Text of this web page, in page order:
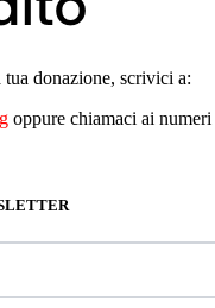
donazione, scrivici a:
oppure chiamaci ai numeri